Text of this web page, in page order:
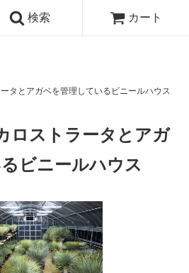
検索 カート
タとアガベを管理しているビニールハウス
ロストラータとアガ
ビニールハウス